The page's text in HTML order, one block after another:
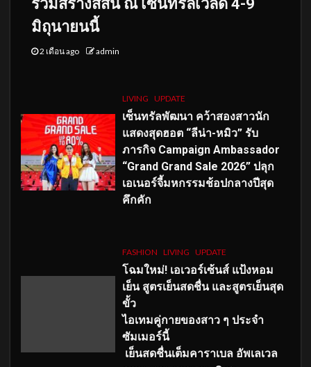
ร่วมสร้างสีสัน ณ เซ็นทรัลเวิลด์ 4-9
มิถุนายนนี้
2 เดือน ago admin
LIVING UPDATE
เซ็นทรัลพัฒนา คว้าสองสาวนัก
แสดงสุดฮอต “ลีน่า-หมิว” รับ
ภารกิจ Campaign Ambassador
“Grand Grand Sale 2026” ปลุก
เอเนอร์จี้มหกรรมช้อปกลางปีสุด
คึกคัก
FASHION LIVING UPDATE
โฉมใหม่! เอเวอร์เซ้นส์ แป้งหอม
เย็น สูตรเย็นสดชื่น และสูตรเย็นสุด
ขั้ว
ไอเทมคู่กายของสาว ๆ ประจำ
ซัมเมอร์นี้
เย็นสดชื่นเต็มคาราเบล อัพเลเวล